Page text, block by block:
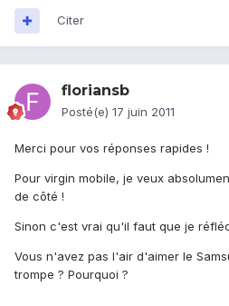
Citer
floriansb
Posté(e) 17 juin 2011
Merci pour vos réponses rapides !
Pour virgin mobile, je veux
de côté !
Sinon c'est vrai qu'il faut que je
Vous n'avez pas l'air d'aimer le
trompe ? Pourquoi ?